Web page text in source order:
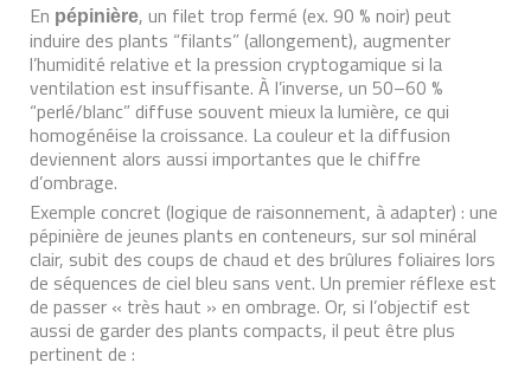
En pépinière, un filet trop fermé (ex. 90 % noir) peut
induire des plants “filants” (allongement), augmenter
l’humidité relative et la pression cryptogamique si la
ventilation est insuffisante. À l’inverse, un 50–60 %
“perlé/blanc” diffuse souvent mieux la lumière, ce qui
homogénéise la croissance. La couleur et la diffusion
deviennent alors aussi importantes que le chiffre
d’ombrage.
Exemple concret (logique de raisonnement, à adapter) : une
pépinière de jeunes plants en conteneurs, sur sol minéral
clair, subit des coups de chaud et des brûlures foliaires lors
de séquences de ciel bleu sans vent. Un premier réflexe est
de passer « très haut » en ombrage. Or, si l’objectif est
aussi de garder des plants compacts, il peut être plus
pertinent de :